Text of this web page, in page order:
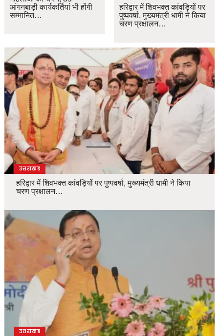
आंगनबाड़ी कार्यकर्तियां भी होंगी
सम्मानित…
हरिद्वार में शिवभक्त कांवड़ियों पर
पुष्पवर्षा, मुख्यमंत्री धामी ने किया
चरण प्रक्षालन…
उत्तराखंड
हरिद्वार में शिवभक्त कांवड़ियों पर पुष्पवर्षा, मुख्यमंत्री धामी ने किया
चरण प्रक्षालन…
उत्तराखंड